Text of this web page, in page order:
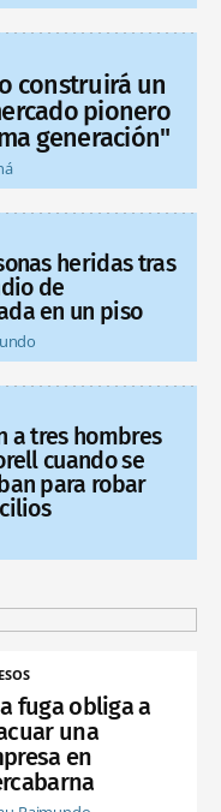
construirá un
pionero
generación"
heridas tras
de
en un piso
a tres hombres
cuando se
para robar
fuga obliga a
una
en